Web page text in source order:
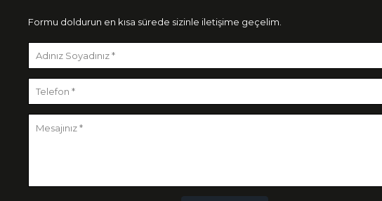
Formu doldurun en kısa sürede sizinle iletişime geçelim.